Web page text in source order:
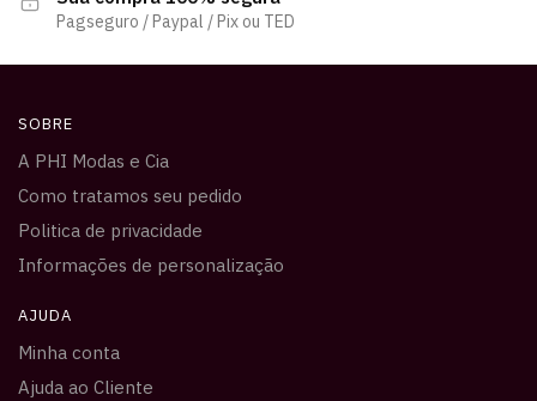
Pagseguro / Paypal / Pix ou TED
SOBRE
A PHI Modas e Cia
Como tratamos seu pedido
Politica de privacidade
Informações de personalização
AJUDA
Minha conta
Ajuda ao Cliente